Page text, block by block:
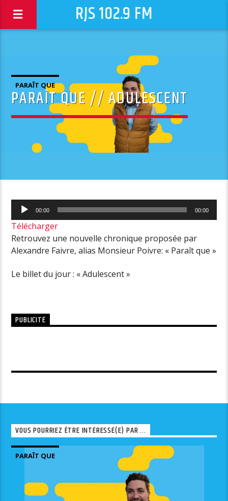
RJS 102.9 FM
PARAÎT QUE
PARAÎT QUE // ADULESCENT
Lecteur
audio
00:00 00:00
Télécharger
Retrouvez une nouvelle chronique proposée par
Alexandre Faivre, alias Monsieur Poivre: « Paraît que »
Le billet du jour : « Adulescent »
PUBLICITÉ
VOUS POURRIEZ ÊTRE INTÉRESSÉ(E) PAR ...
PARAÎT QUE